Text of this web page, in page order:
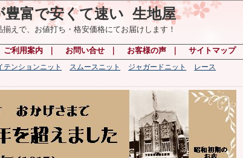
富で安くて速い 生地屋
えで、お値打ち・格安価格にてお届けします！
ご利用案内 お問い合せ お客様の声 サイトマップ
テンションニット スムースニット ジャガードニット
レース